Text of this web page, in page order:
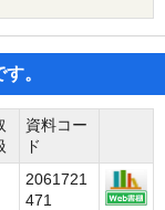
。
資料コー
ド
2061721
471